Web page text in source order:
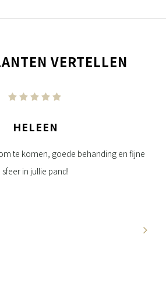
VERTELLEN
HELEEN
te komen, goede behanding en fijne
sfeer in jullie pand!